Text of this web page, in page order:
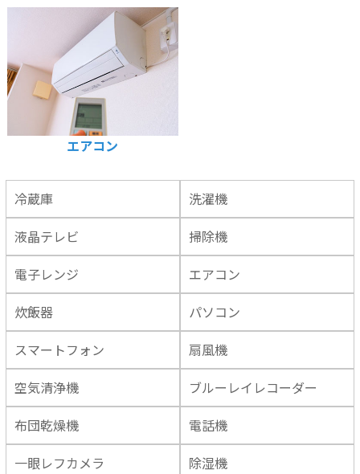
エアコン
冷蔵庫
洗濯機
液晶テレビ
掃除機
電子レンジ
エアコン
炊飯器
パソコン
スマートフォン
扇風機
空気清浄機
ブルーレイレコーダー
布団乾燥機
電話機
一眼レフカメラ
除湿機